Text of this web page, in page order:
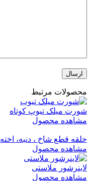
محصولات مرتبط
شورت میلک تیوپ کوتاه
مشاهده محصول
حلقه قطع شاخ ، دنبه، اخته
مشاهده محصول
لاینرشور ملاستی
مشاهده محصول